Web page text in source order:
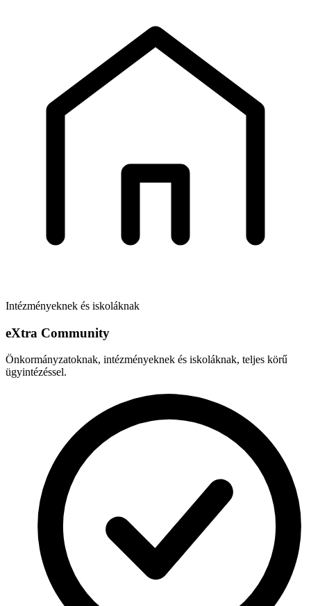
Intézményeknek és iskoláknak
eXtra Community
Önkormányzatoknak, intézményeknek és iskoláknak, teljes körű
ügyintézéssel.